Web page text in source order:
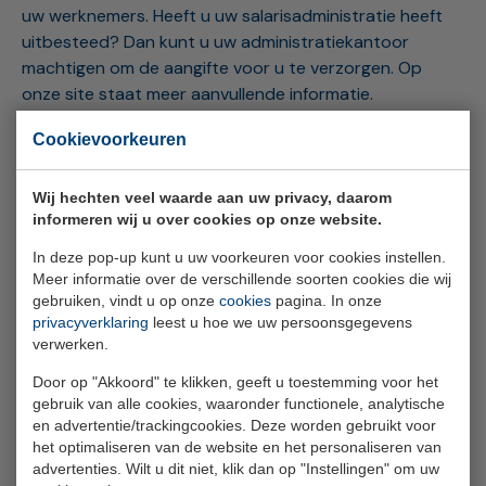
Cookievoorkeuren
Wij hechten veel waarde aan uw privacy, daarom
informeren wij u over cookies op onze website.
In deze pop-up kunt u uw voorkeuren voor cookies instellen.
Meer informatie over de verschillende soorten cookies die wij
gebruiken, vindt u op onze cookies pagina. In onze
privacyverklaring leest u hoe we uw persoonsgegevens
verwerken.
Door op "Akkoord" te klikken, geeft u toestemming voor het
gebruik van alle cookies, waaronder functionele, analytische
en advertentie/trackingcookies. Deze worden gebruikt voor
het optimaliseren van de website en het personaliseren van
advertenties. Wilt u dit niet, klik dan op "Instellingen" om uw
uw werknemers. Heeft u uw salarisadministratie heeft
uitbesteed? Dan kunt u uw administratiekantoor
machtigen om de aangifte voor u te verzorgen. Op
onze site staat meer aanvullende informatie.
Administratiekantoor
Maakt u gebruik van een administratiekantoor voor uw
uw organisatie meerdere loonheffingsnummers die
meedoen aan de PAWW? Dan kunt u
eenadministratiekantoor machtigenom de regeling uit
te voeren. In onze
regelt.
Communicatiemiddelen